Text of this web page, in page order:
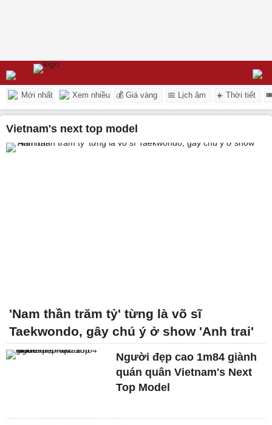
Mới nhất Xem nhiều 💰 Giá vàng 📅 Lịch âm ☀️ Thời tiết
vietnam's next top model
'Nam thần trăm tỷ' từng là võ sĩ
Taekwondo, gây chú ý ở show 'Anh trai'
Người đẹp cao 1m84 giành
quán quân Vietnam's Next
Top Model